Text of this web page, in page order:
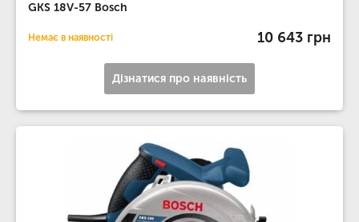
GKS 18V-57 Bosch
Немає в наявності 10 643 грн
Дізнатися про наявність